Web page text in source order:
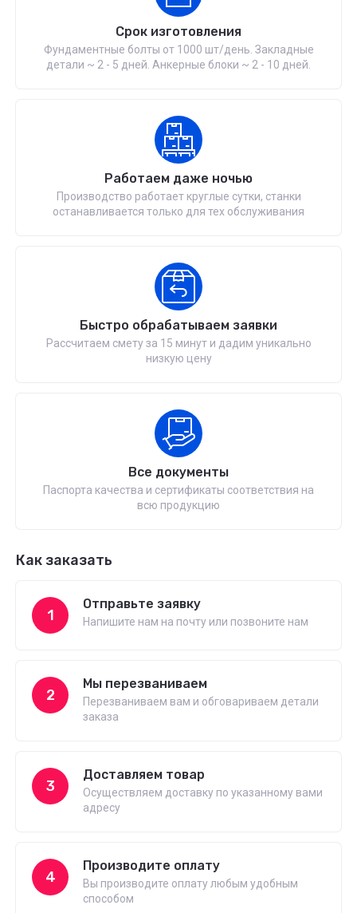
Срок изготовления
Фундаментные болты от 1000 шт/день. Закладные
детали ~ 2 - 5 дней. Анкерные блоки ~ 2 - 10 дней.
Работаем даже ночью
Производство работает круглые сутки, станки
останавливается только для тех обслуживания
Быстро обрабатываем заявки
Рассчитаем смету за 15 минут и дадим уникально
низкую цену
Все документы
Паспорта качества и сертификаты соответствия на
всю продукцию
Как заказать
1
Отправьте заявку
Напишите нам на почту или позвоните нам
2
Мы перезваниваем
Перезваниваем вам и обговариваем детали
заказа
3
Доставляем товар
Осуществляем доставку по указанному вами
адресу
4
Производите оплату
Вы производите оплату любым удобным
способом